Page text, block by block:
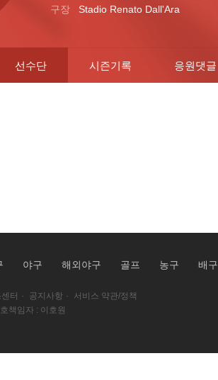
구장
Stadio Renato Dall'Ara
선수단 시즌기록 응원댓글
야구 해외야구 골프 농구 배구
터 · 공지사항 ·
서비스 약관/정책
책임자 : 이호원